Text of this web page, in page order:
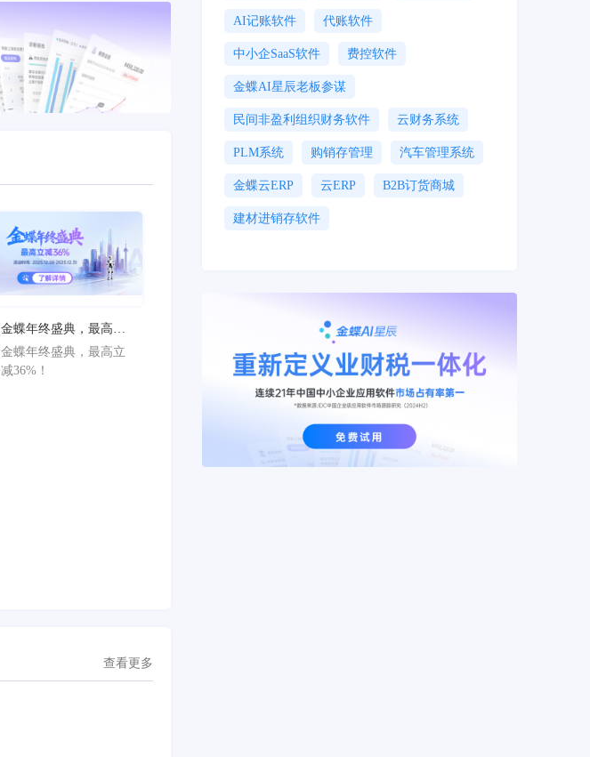
金蝶年终盛典，最高立
减36%！
金蝶年终盛典，最高立
减36%！
查看更多
AI记账软件 代账软件
中小企SaaS软件 费控软件
金蝶AI星辰老板参谋
民间非盈利组织财务软件 云财务系统
PLM系统 购销存管理 汽车管理系统
金蝶云ERP 云ERP B2B订货商城
建材进销存软件